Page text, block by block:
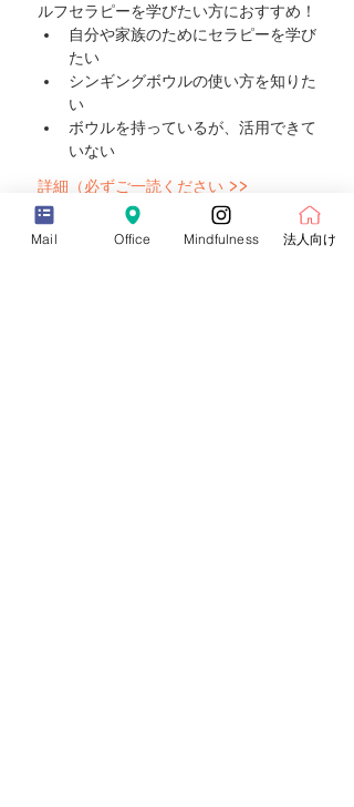
ルフセラピーを学びたい方におすすめ！
自分や家族のためにセラピーを学び
たい
シンギングボウルの使い方を知りた
い
ボウルを持っているが、活用できて
いない
詳細（必ずご一読ください >>
チケット
Mail Office Mindfulness 法人向け